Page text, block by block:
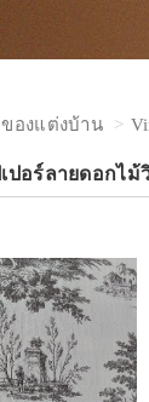
ของแต่งบ้าน
ปอร์ลายดอกไ